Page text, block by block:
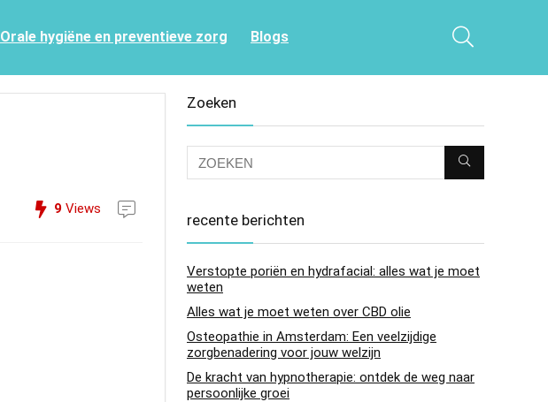
Orale hygiëne en preventieve zorg Blogs
9 Views
Zoeken
recente berichten
Verstopte poriën en hydrafacial: alles wat je moet
weten
Alles wat je moet weten over CBD olie
Osteopathie in Amsterdam: Een veelzijdige
zorgbenadering voor jouw welzijn
De kracht van hypnotherapie: ontdek de weg naar
persoonlijke groei